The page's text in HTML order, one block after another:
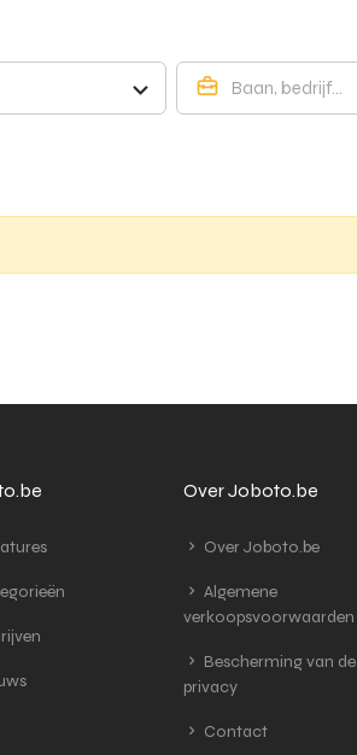
Over Joboto.be
Over Joboto.be
Algemene
verkoopsvoorwaarden
Bescherming van de
privacy
Contact